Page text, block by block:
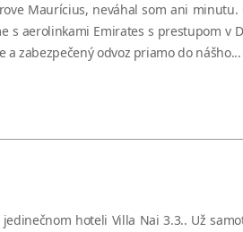
Maurícius, neváhal som ani
s aerolinkami Emirates s prestupom
a zabezpečený odvoz priamo do
hoteli Villa Nai 3.3.. Už